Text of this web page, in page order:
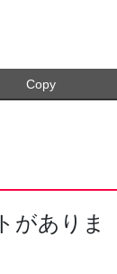
Copy
がありま